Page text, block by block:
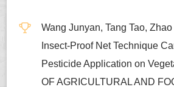
Wang Junyan, Tang Tao,
Insect-Proof Net Technique
Pesticide Application on
OF AGRICULTURAL AND